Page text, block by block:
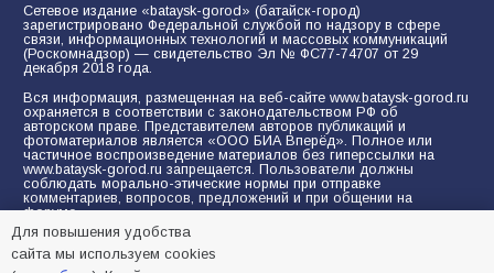
Сетевое издание «bataysk-gorod» (батайск-город)
зарегистрировано Федеральной службой по надзору в сфере
связи, информационных технологий и массовых коммуникаций
(Роскомнадзор) — свидетельство Эл № ФС77-74707 от 29
декабря 2018 года.
Вся информация, размещенная на веб-сайте www.bataysk-gorod.ru
охраняется в соответствии с законодательством РФ об
авторском праве. Представителем авторов публикаций и
фотоматериалов является «ООО БИА Вперёд». Полное или
частичное воспроизведение материалов без гиперссылки на
www.bataysk-gorod.ru запрещается. Пользователи должны
соблюдать морально-этические нормы при отправке
комментариев, вопросов, предложений и при общении на
форуме.
Политика конфиденциальности и защиты информации
Для повышения удобства
сайта мы используем cookies